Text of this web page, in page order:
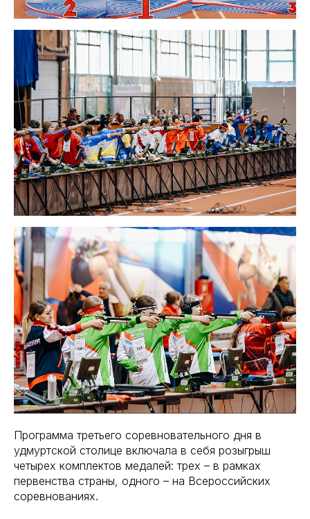
Программа третьего соревновательного дня в
удмуртской столице включала в себя розыгрыш
четырех комплектов медалей: трех – в рамках
первенства страны, одного – на Всероссийских
соревнованиях.